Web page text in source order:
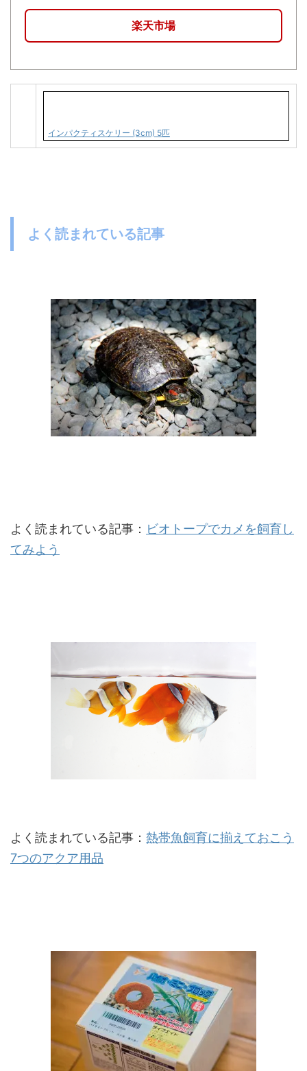
楽天市場
インパクティスケリー (3cm) 5匹
よく読まれている記事
よく読まれている記事： ビオトープでカメを飼育し
てみよう
よく読まれている記事： 熱帯魚飼育に揃えておこう
7つのアクア用品